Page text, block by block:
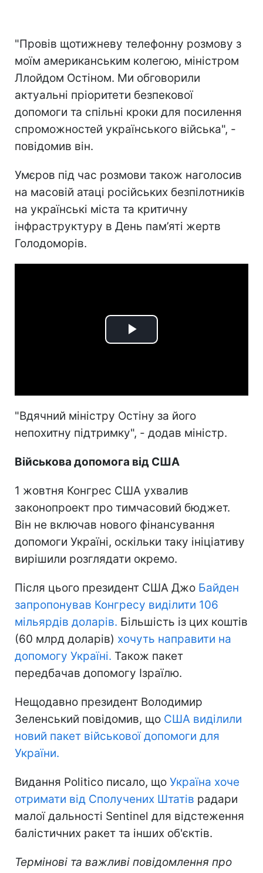
"Провів щотижневу телефонну розмову з
моїм американським колегою, міністром
Ллойдом Остіном. Ми обговорили
актуальні пріоритети безпекової
допомоги та спільні кроки для посилення
спроможностей українського війська", -
повідомив він.
Умєров під час розмови також наголосив
на масовій атаці російських безпілотників
на українські міста та критичну
інфраструктуру в День пам’яті жертв
Голодоморів.
Play
"Вдячний міністру Остіну за його
непохитну підтримку", - додав міністр.
Військова допомога від США
1 жовтня Конгрес США ухвалив
законопроект про тимчасовий бюджет.
Він не включав нового фінансування
допомоги Україні, оскільки таку ініціативу
вирішили розглядати окремо.
Після цього президент США Джо Байден
запропонував Конгресу виділити 106
мільярдів доларів. Більшість із цих коштів
(60 млрд доларів) хочуть направити на
допомогу Україні. Також пакет
передбачав допомогу Ізраїлю.
Нещодавно президент Володимир
Зеленський повідомив, що США виділили
новий пакет військової допомоги для
України.
Видання Politico писало, що Україна хоче
отримати від Сполучених Штатів радари
малої дальності Sentinel для відстеження
балістичних ракет та інших об'єктів.
Термінові та важливі повідомлення про